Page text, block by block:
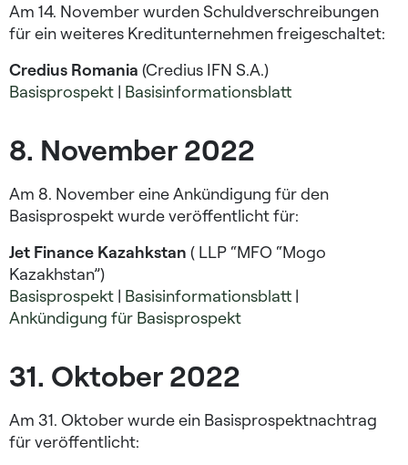
Am 14. November wurden Schuldverschreibungen
für ein weiteres Kreditunternehmen freigeschaltet:
Credius Romania (Credius IFN S.A.)
Basisprospekt | Basisinformationsblatt
8. November 2022
Am 8. November eine Ankündigung für den
Basisprospekt wurde veröffentlicht für:
Jet Finance Kazahkstan ( LLP “MFO “Mogo
Kazakhstan”)
Basisprospekt | Basisinformationsblatt |
Ankündigung für Basisprospekt
31. Oktober 2022
Am 31. Oktober wurde ein Basisprospektnachtrag
für veröffentlicht: